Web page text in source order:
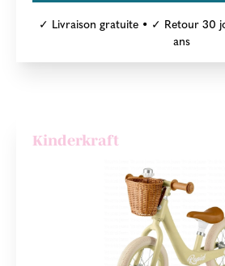
✓ Livraison gratuite • ✓ Retour 30
ans
Kinderkraft